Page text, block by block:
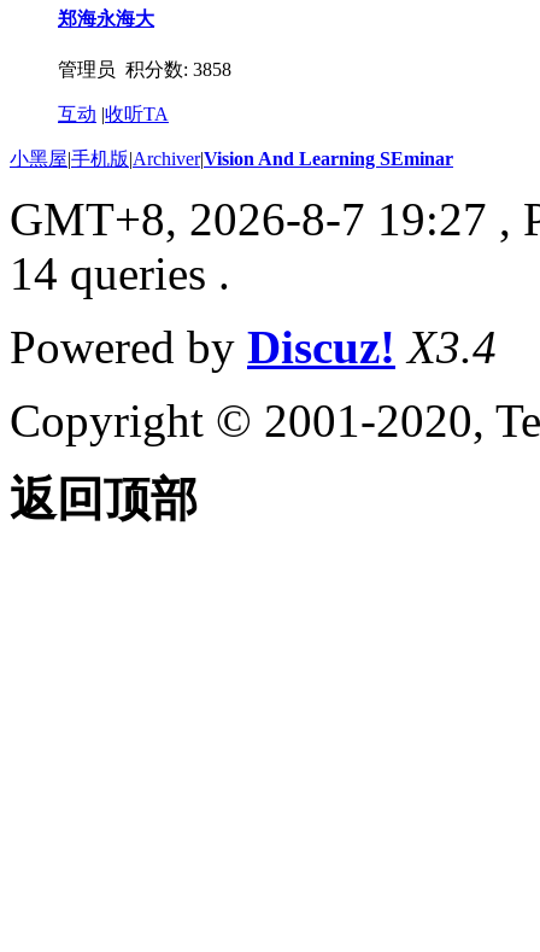
郑海永海大
管理员 积分数: 3858
互动 |收听TA
小黑屋|手机版|Archiver|Vision And Learning SEminar
GMT+8, 2026-8-7 19:27 ,
14 queries .
Powered by Discuz! X3.4
Copyright © 2001-2020,
返回顶部